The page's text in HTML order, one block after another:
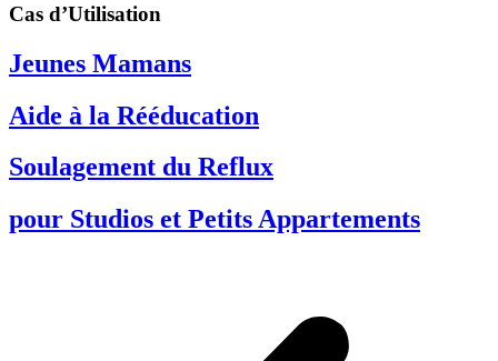
Cas d’Utilisation​
Jeunes Mamans
Aide à la Rééducation
Soulagement du Reflux
pour Studios et Petits Appartements